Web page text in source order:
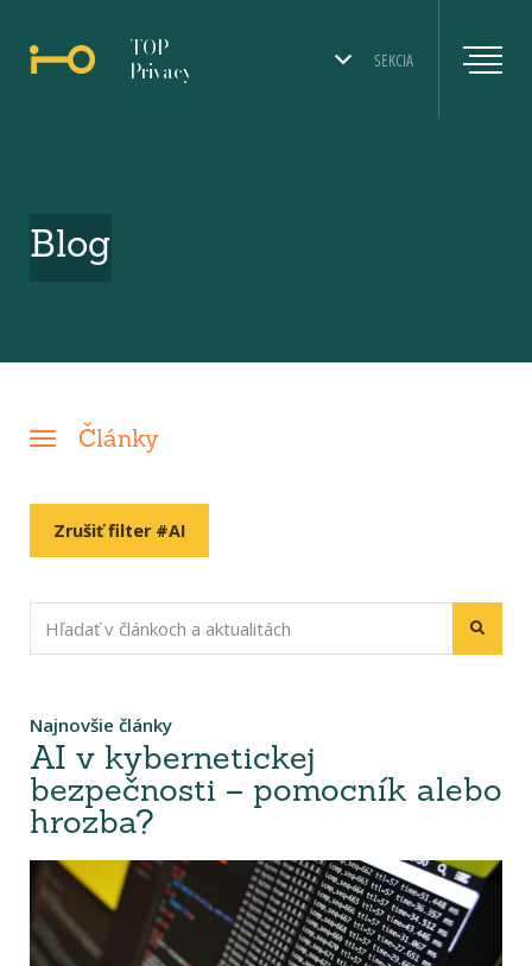
SEKCIA
TOP
Privacy
Blog
Články
Zrušiť filter #AI
Najnovšie články
AI v kybernetickej
bezpečnosti – pomocník alebo
hrozba?